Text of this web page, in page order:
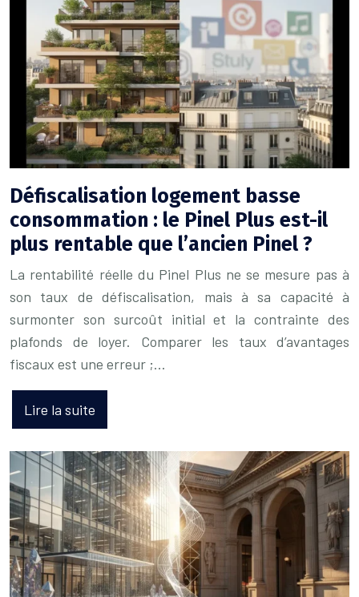
Défiscalisation logement basse
consommation : le Pinel Plus est-il
plus rentable que l’ancien Pinel ?
La rentabilité réelle du Pinel Plus ne se mesure pas à
son taux de défiscalisation, mais à sa capacité à
surmonter son surcoût initial et la contrainte des
plafonds de loyer. Comparer les taux d’avantages
fiscaux est une erreur ;…
Lire la suite